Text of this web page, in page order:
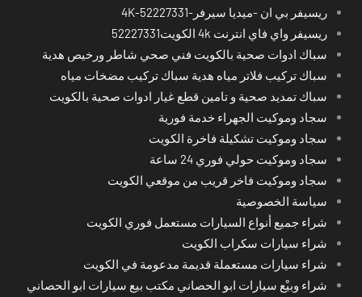
ريسيفر بي ان -ميديا سيرفر-4K-52227331
ريسيفر واي فاي انترنت 4k الكويت52227331
سباك ادوات صحية بالكويت فني صحي شاطر ورخيص هدية
سباك تركيب فلاتر مياه هدية سباك تركيب مضخات مياه
سباك تمديد صحية و تامين قطع غيار ادوات صحية بالكويت
سجاد وموكيت الجهراء خدمة فورية
سجاد وموكيت تشكيلة فاخرة الكويت
سجاد وموكيت حولي فوري 24 ساعة
سجاد وموكيت فاخر قريب من موقعي الكويت
سياسة الخصوصية
شراء جميع أنواع السيارات مستعمل فوري الكويت
شراء سيارات سكراب الكويت
شراء سيارات مستعملة قديمة مدعومة في الكويت
شراء وبيْع سيارات ابو الحصاني مكتب بيع سيارات ابو الحصاني